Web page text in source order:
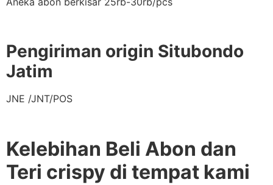
Pengiriman origin Situbondo
Jatim
JNE /JNT/POS
Kelebihan Beli Abon dan
Teri crispy di tempat kami